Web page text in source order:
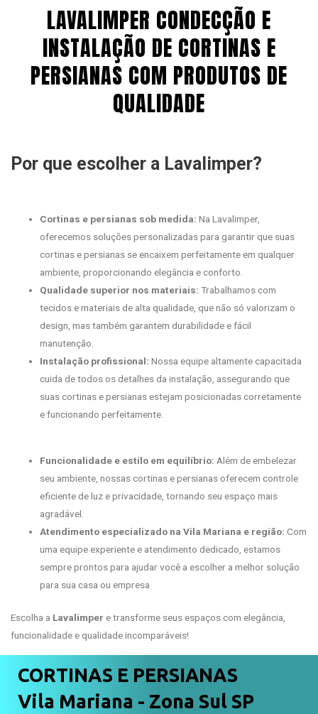
LAVALIMPER CONDECÇÃO E
INSTALAÇÃO DE CORTINAS E
PERSIANAS COM PRODUTOS DE
QUALIDADE
Por que escolher a Lavalimper?
Cortinas e persianas sob medida: Na Lavalimper,
oferecemos soluções personalizadas para garantir que suas
cortinas e persianas se encaixem perfeitamente em qualquer
ambiente, proporcionando elegância e conforto.
Qualidade superior nos materiais: Trabalhamos com
tecidos e materiais de alta qualidade, que não só valorizam o
design, mas também garantem durabilidade e fácil
manutenção.
Instalação profissional: Nossa equipe altamente capacitada
cuida de todos os detalhes da instalação, assegurando que
suas cortinas e persianas estejam posicionadas corretamente
e funcionando perfeitamente.
Funcionalidade e estilo em equilíbrio: Além de embelezar
seu ambiente, nossas cortinas e persianas oferecem controle
eficiente de luz e privacidade, tornando seu espaço mais
agradável.
Atendimento especializado na Vila Mariana e região: Com
uma equipe experiente e atendimento dedicado, estamos
sempre prontos para ajudar você a escolher a melhor solução
para sua casa ou empresa.
Escolha a Lavalimper e transforme seus espaços com elegância,
funcionalidade e qualidade incomparáveis!
CORTINAS E PERSIANAS
Vila Mariana - Zona Sul SP